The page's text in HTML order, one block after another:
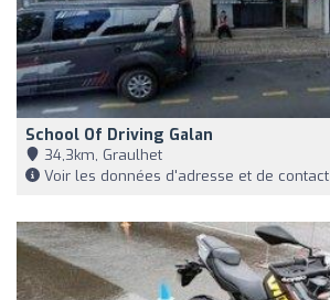
School Of Driving Galan
34,3km, Graulhet
Voir les données d'adresse et de contact